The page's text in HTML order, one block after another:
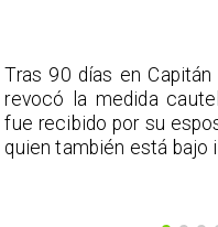
Tras 90 días en
revocó la medida
fue recibido por su
quien también está bajo